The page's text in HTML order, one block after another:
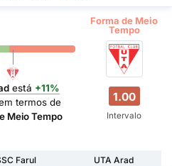
Forma de Meio
Tempo
está +11%
termos de
Meio Tempo
1.00
Intervalo
Farul
UTA Arad